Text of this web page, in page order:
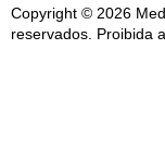
Copyright © 2026
reservados. Proibida